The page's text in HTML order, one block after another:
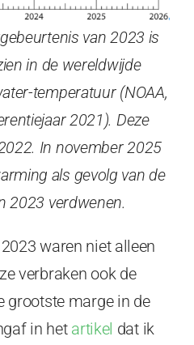
van 2023 is
in de wereldwijde
temperatuur (NOAA,
2021). Deze
In november 2025
als gevolg van de
2023 verdwenen.
waren niet alleen
verbraken ook de
grootste marge in de
in het artikel dat ik